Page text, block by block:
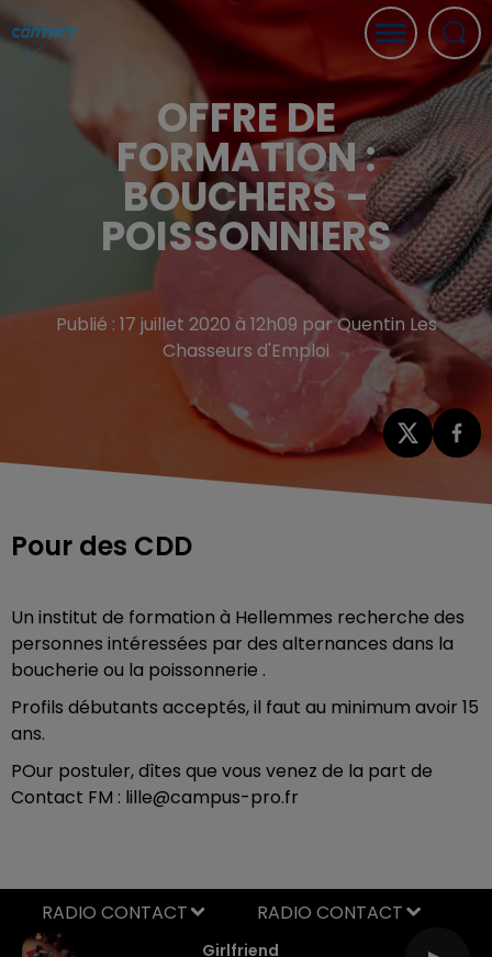
OFFRE DE
FORMATION :
BOUCHERS -
POISSONNIERS
Publié : 17 juillet 2020 à 12h09 par Quentin Les
Chasseurs d'Emploi
Pour des CDD
Un institut de formation à Hellemmes recherche des
personnes intéressées par des alternances dans la
boucherie ou la poissonnerie .
Profils débutants acceptés, il faut au minimum avoir 15
ans.
POur postuler, dîtes que vous venez de la part de
Contact FM : lille@campus-pro.fr
Girlfriend
RADIO CONTACT